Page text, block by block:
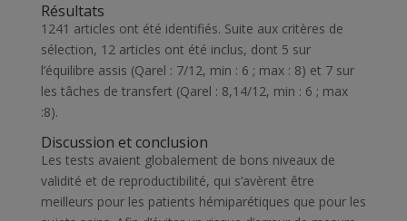
Résultats
1241 articles ont été identifiés. Suite aux critères de
sélection, 12 articles ont été inclus, dont 5 sur
l’équilibre assis (Qarel : 7/12, min : 6 ; max : 8) et 7 sur
les tâches de transfert (Qarel : 8,14/12, min : 6 ; max
:8).
Discussion et conclusion
Les tests avaient globalement de bons niveaux de
validité et de reproductibilité, qui s’avèrent être
meilleurs pour les patients hémiparétiques que pour les